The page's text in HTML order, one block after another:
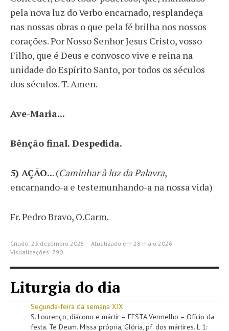
pela nova luz do Verbo encarnado, resplandeça
nas nossas obras o que pela fé brilha nos nossos
corações. Por Nosso Senhor Jesus Cristo, vosso
Filho, que é Deus e convosco vive e reina na
unidade do Espírito Santo, por todos os séculos
dos séculos. T. Amen.
Ave-Maria...
Bênção final. Despedida.
5) AÇÃO... (Caminhar à luz da Palavra,
encarnando-a e testemunhando-a na nossa vida)
Fr. Pedro Bravo, O.Carm.
Criado: 23 dezembro 2025
Atualizado em 28 maio 2026
Visualizações: 790
Liturgia do dia
Segunda-feira da semana XIX
S. Lourenço, diácono e mártir – FESTA Vermelho – Ofício da
festa. Te Deum. Missa própria, Glória, pf. dos mártires. L 1: